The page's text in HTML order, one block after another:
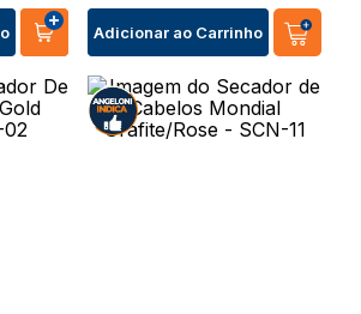
Adicionar ao Carrinho